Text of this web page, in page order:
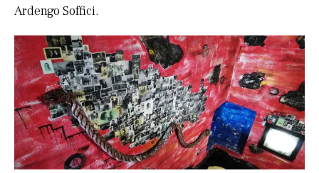
Ardengo Soffici.